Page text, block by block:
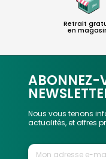
Retrait
en
ABONNEZ-
Nous vous tenons
actualités, et offres